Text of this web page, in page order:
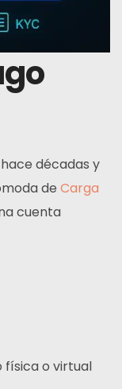
décadas y
de Carga
cuenta
física o virtual